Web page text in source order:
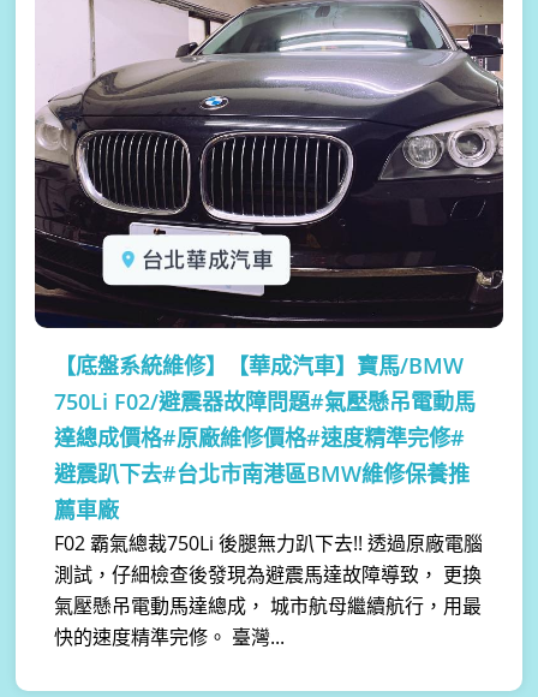
【底盤系統維修】
【華成汽車】寶馬/BMW
750Li F02/避震器故障問題#氣壓懸吊電動馬
達總成價格#原廠維修價格#速度精準完修#
避震趴下去#台北市南港區BMW維修保養推
薦車廠
F02 霸氣總裁750Li 後腿無力趴下去!! 透過原廠電腦
測試，仔細檢查後發現為避震馬達故障導致， 更換
氣壓懸吊電動馬達總成， 城市航母繼續航行，用最
快的速度精準完修。 臺灣...